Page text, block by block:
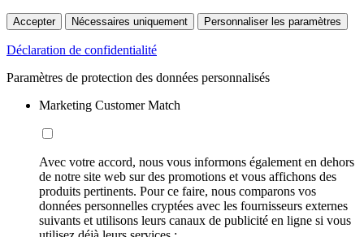
Accepter Nécessaires uniquement Personnaliser les paramètres
Déclaration de confidentialité
Paramètres de protection des données personnalisés
Marketing Customer Match
Avec votre accord, nous vous informons également en dehors
de notre site web sur des promotions et vous affichons des
produits pertinents. Pour ce faire, nous comparons vos
données personnelles cryptées avec les fournisseurs externes
suivants et utilisons leurs canaux de publicité en ligne si vous